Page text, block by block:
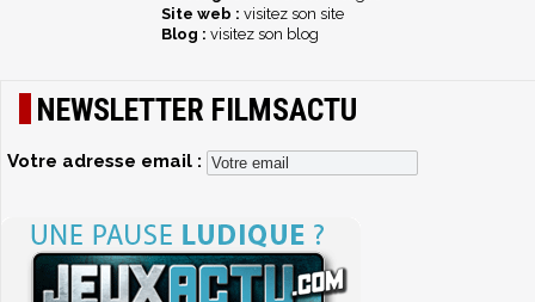
Site web : visitez son site
Blog : visitez son blog
NEWSLETTER FILMSACTU
Votre adresse email :